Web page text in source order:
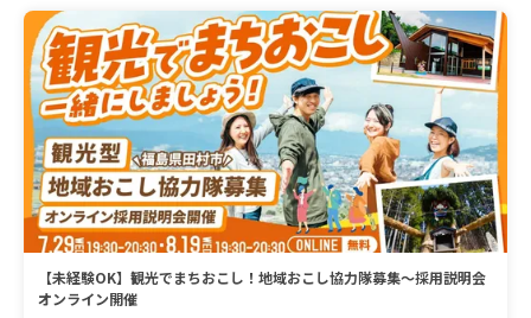
【未経験OK】観光でまちおこし！地域おこし協力隊募集～採用説明会
オンライン開催